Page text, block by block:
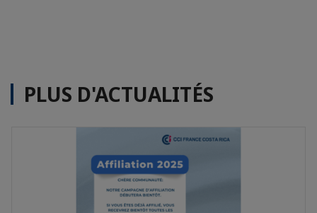
PLUS D'ACTUALITÉS